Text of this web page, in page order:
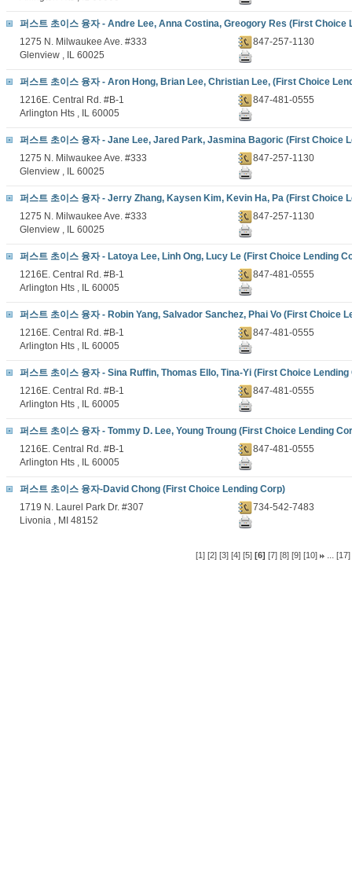
퍼스트 초이스 융자 - Andre Lee, Anna Costina, Greogory Res (First Choice
1275 N. Milwaukee Ave. #333
Glenview , IL 60025
847-257-1130
퍼스트 초이스 융자 - Aron Hong, Brian Lee, Christian Lee, (First Choice
1216E. Central Rd. #B-1
Arlington Hts , IL 60005
847-481-0555
퍼스트 초이스 융자 - Jane Lee, Jared Park, Jasmina Bagoric (First Choice
1275 N. Milwaukee Ave. #333
Glenview , IL 60025
847-257-1130
퍼스트 초이스 융자 - Jerry Zhang, Kaysen Kim, Kevin Ha, Pa (First Choice
1275 N. Milwaukee Ave. #333
Glenview , IL 60025
847-257-1130
퍼스트 초이스 융자 - Latoya Lee, Linh Ong, Lucy Le (First Choice Lending
1216E. Central Rd. #B-1
Arlington Hts , IL 60005
847-481-0555
퍼스트 초이스 융자 - Robin Yang, Salvador Sanchez, Phai Vo (First Choice
1216E. Central Rd. #B-1
Arlington Hts , IL 60005
847-481-0555
퍼스트 초이스 융자 - Sina Ruffin, Thomas Ello, Tina-Yi (First Choice Lending
1216E. Central Rd. #B-1
Arlington Hts , IL 60005
847-481-0555
퍼스트 초이스 융자 - Tommy D. Lee, Young Troung (First Choice Lending
1216E. Central Rd. #B-1
Arlington Hts , IL 60005
847-481-0555
퍼스트 초이스 융자-David Chong (First Choice Lending Corp)
1719 N. Laurel Park Dr. #307
Livonia , MI 48152
734-542-7483
[1] [2] [3] [4] [5] [6] [7] [8] [9] [10] ... [17]